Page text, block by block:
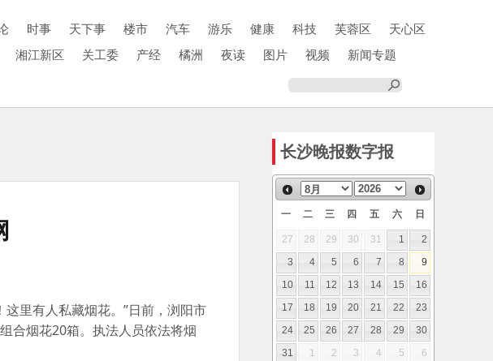
时事 天下事 楼市 汽车 游乐 健康 科技 芙蓉区
天心区
湘江新区 关工委 产经 橘洲 夜读 图片 视频
新闻专题
里有人私藏烟花。”日前，浏阳市
合烟花20箱。执法人员依法将烟
长沙晚报数字报
一 二 三 四 五 六 日
27 28 29 30 31 1
2
3
4 5 6 7 8
9
10
11 12 13 14 15
16
17
18 19 20 21 22
23
24
25 26 27 28 29
30
31
1 2 3 4 5 6